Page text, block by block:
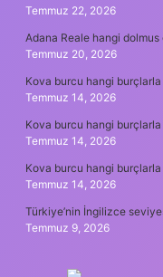
Temmuz 22, 2026
Adana Reale hangi dolmus
Temmuz 20, 2026
Kova burcu hangi burçlarla
Temmuz 14, 2026
Kova burcu hangi burçlarla
Temmuz 14, 2026
Kova burcu hangi burçlarla
Temmuz 14, 2026
Türkiye’nin İngilizce
Temmuz 9, 2026